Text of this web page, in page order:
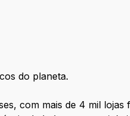
do planeta.
com mais de 4 mil